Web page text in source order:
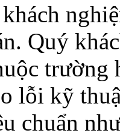
Quý
trường
lỗi kỹ
chuẩn